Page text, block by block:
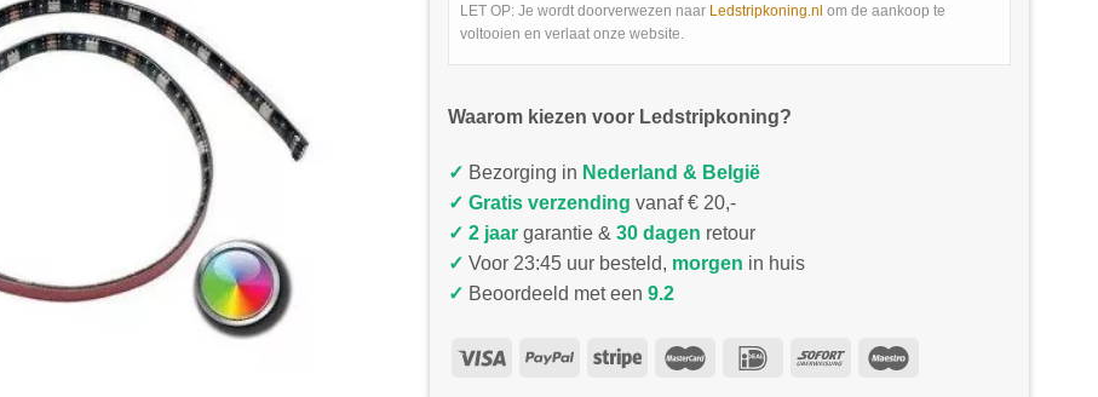
LET OP: Je wordt doorverwezen naar Ledstripkoning.nl om de aankoop te
voltooien en verlaat onze website.
Waarom kiezen voor Ledstripkoning?
✓ Bezorging in Nederland & België
✓ Gratis verzending vanaf € 20,-
✓ 2 jaar garantie & 30 dagen retour
✓ Voor 23:45 uur besteld, morgen in huis
✓ Beoordeeld met een 9.2